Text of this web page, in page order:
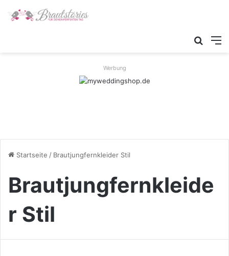
Werbung
Startseite / Brautjungfernkleider Stil
Brautjungfernkleide
r Stil